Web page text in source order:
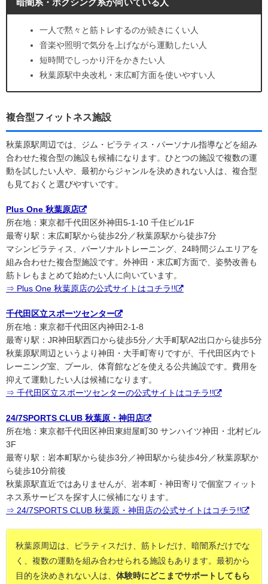
暗闇系・ボクシング系が向いている人
一人で黙々と筋トレするのが続きにくい人
音楽や照明で気分を上げながら運動したい人
短時間でしっかり汗をかきたい人
秋葉原駅中央改札・末広町方面を使いやすい人
複合型フィットネス施設
秋葉原駅周辺では、ジム・ピラティス・パーソナル指導などを組み
合わせた複合型の施設も候補になります。ひとつの施設で複数の運
動を試したい人や、最初からジャンルを決めきれない人は、複合型
も見ておくと選びやすいです。
Plus One 秋葉原店
所在地：東京都千代田区外神田5-1-10 千住ビル1F
最寄り駅：末広町駅から徒歩2分／秋葉原駅から徒歩7分
マシンピラティス、パーソナルトレーニング、24時間ジムエリアを
組み合わせた複合型施設です。外神田・末広町方面で、姿勢改善も
筋トレもまとめて始めたい人に向いています。
⇒ Plus One 秋葉原店の公式サイトはコチラ!!
千代田区立スポーツセンター
所在地：東京都千代田区内神田2-1-8
最寄り駅：JR神田駅西口から徒歩5分／大手町駅A2出口から徒歩5分
秋葉原駅周辺というより神田・大手町寄りですが、千代田区内でト
レーニング室、プール、体育館などを使える公共施設です。費用を
抑えて運動したい人は候補になります。
⇒ 千代田区立スポーツセンターの公式サイトはコチラ!!
24/7SPORTS CLUB 秋葉原・神田店
所在地：東京都千代田区神田東紺屋町30 サンハイツ神田・北村ビル
3F
最寄り駅：岩本町駅から徒歩3分／神田駅から徒歩4分／秋葉原駅か
ら徒歩10分前後
秋葉原駅直近ではありませんが、岩本町・神田寄りで個室フィット
ネス系サービスを探す人に候補になります。
⇒ 24/7SPORTS CLUB 秋葉原・神田店の公式サイトはコチラ!!
秋葉原周辺は、ピラティスだけ、筋トレだけ、暗闇系だけでな
く、複数の運動を組み合わせられる施設もあります。最初から
目的を決めきれない人は、 体験時にどこまでサポートしてもら